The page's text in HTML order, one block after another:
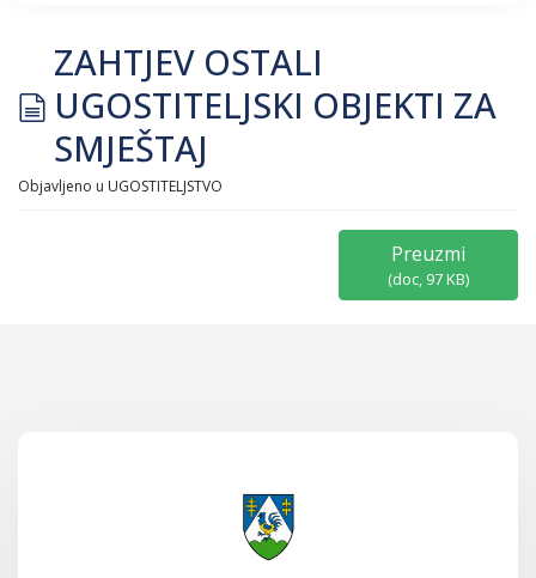
document
ZAHTJEV OSTALI
UGOSTITELJSKI OBJEKTI ZA
SMJEŠTAJ
Objavljeno u UGOSTITELJSTVO
Preuzmi
(doc, 97 KB)